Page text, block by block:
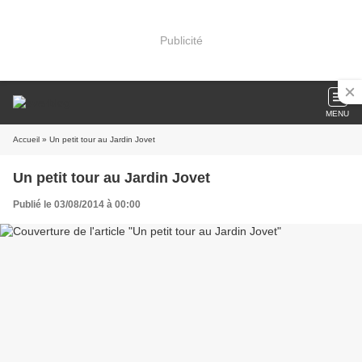
Publicité
MENU
Accueil » Un petit tour au Jardin Jovet
Un petit tour au Jardin Jovet
Publié le 03/08/2014 à 00:00